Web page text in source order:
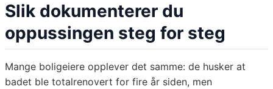
Slik dokumenterer du
oppussingen steg for steg
Mange boligeiere opplever det samme: de husker at
badet ble totalrenovert for fire år siden, men